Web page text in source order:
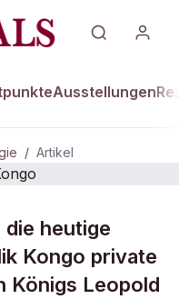
Ausstellungen
/ Artikel
im Kongo
die heutige
Kongo private
Königs Leopold